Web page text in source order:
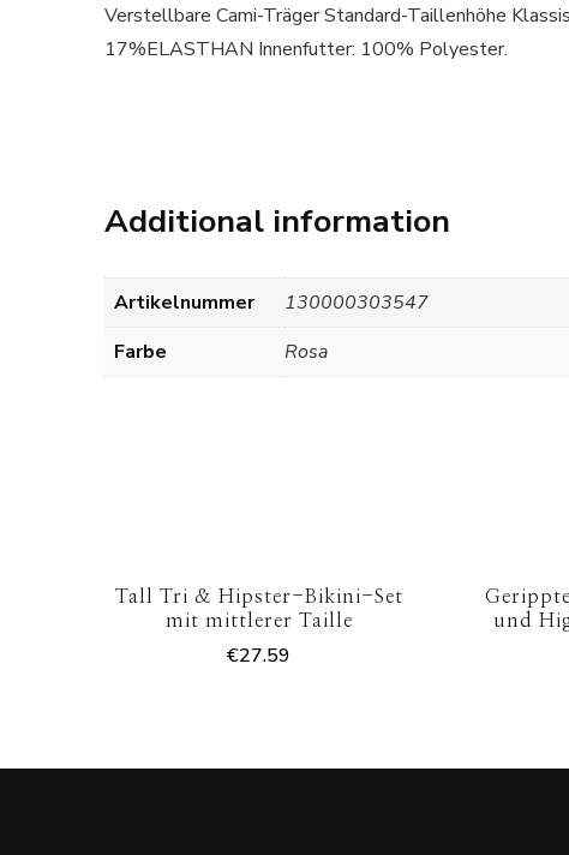
Verstellbare Cami-Träger Standard-Taillenhöhe
17%ELASTHAN Innenfutter: 100% Polyester.
Additional information
Artikelnummer
130000303547
Farbe
Rosa
Tall Tri & Hipster-Bikini-Set
mit mittlerer Taille
€27.59
und